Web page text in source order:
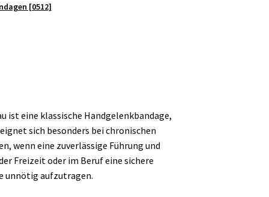
[0512]
ist eine klassische Handgelenkbandage,
sich besonders bei chronischen
wenn eine zuverlässige Führung und
Freizeit oder im Beruf eine sichere
unnötig aufzutragen.